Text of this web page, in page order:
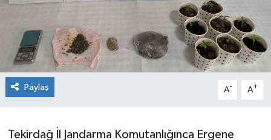
Paylaş A- A+
Tekirdağ İl Jandarma Komutanlığınca Ergene
Teknoloji
Yaşam